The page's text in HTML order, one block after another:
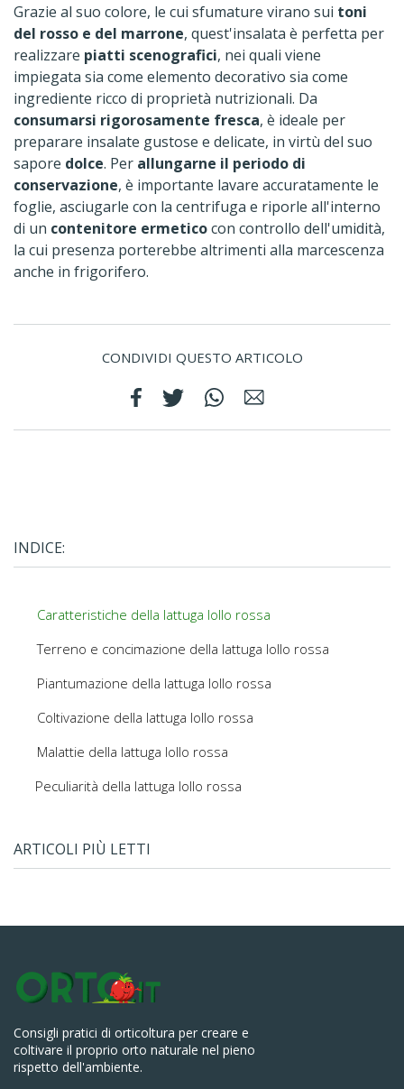
Grazie al suo colore, le cui sfumature virano sui toni
del rosso e del marrone, quest'insalata è perfetta per
realizzare piatti scenografici, nei quali viene
impiegata sia come elemento decorativo sia come
ingrediente ricco di proprietà nutrizionali. Da
consumarsi rigorosamente fresca, è ideale per
preparare insalate gustose e delicate, in virtù del suo
sapore dolce. Per allungarne il periodo di
conservazione, è importante lavare accuratamente le
foglie, asciugarle con la centrifuga e riporle all'interno
di un contenitore ermeticocon controllo dell'umidità,
la cui presenza porterebbe altrimenti alla marcescenza
anche in frigorifero.
CONDIVIDI QUESTO ARTICOLO
INDICE:
Caratteristiche della lattuga lollo rossa
Terreno e concimazione della lattuga lollo rossa
Piantumazione della lattuga lollo rossa
Coltivazione della lattuga lollo rossa
Malattie della lattuga lollo rossa
Peculiarità della lattuga lollo rossa
ARTICOLI PIÙ LETTI
Consigli pratici di orticoltura per creare e
coltivare il proprio orto naturale nel pieno
rispetto dell'ambiente.